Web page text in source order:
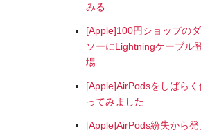
みる
[Apple]100円ショップの
ソーにLightningケーブル
場
[Apple]AirPodsをしばらく
ってみました
[Apple]AirPods紛失から発